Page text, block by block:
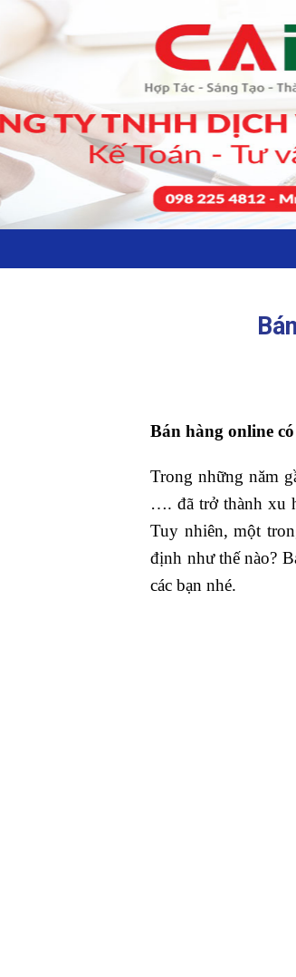
content
Bán hàng online
Trong những năm
…. đã trở thành xu
Tuy nhiên, một
định như thế nào?
các bạn nhé.